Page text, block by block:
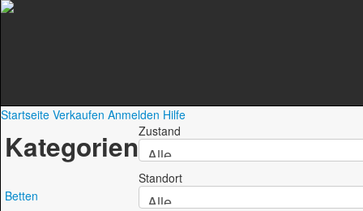
Startseite Verkaufen Anmelden Hilfe
Kategorien
Betten
Zustand
Standort